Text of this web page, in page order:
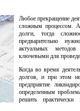
Любое прекращение
сложным процессом. А
долги, тогда
предварительно
актуальных
ключевыми для
Когда во время
долгов, и при этом
предприятие
определенным
решить практически